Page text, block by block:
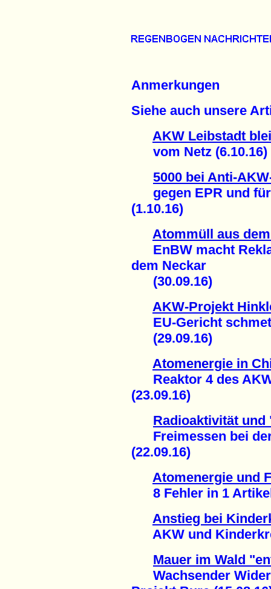
Anmerkungen
Siehe auch unsere
AKW Leibstadt
vom Netz (6.10.16)
5000 bei Anti-
gegen EPR und für
(1.10.16)
Atommüll aus
EnBW macht
dem Neckar
(30.09.16)
AKW-Projekt
EU-Gericht
(29.09.16)
Atomenergie in
Reaktor 4 des
(23.09.16)
Radioaktivität
Freimessen bei der
(22.09.16)
Atomenergie und
8 Fehler in 1 Artikel
Anstieg bei
AKW und
Mauer im Wald
Wachsender